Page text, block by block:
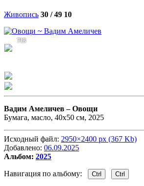
Живопись 30 / 49 10
713
Вадим Амеличев –Овощи
Бумага, масло, 40х50 см, 2025
Исходный файл: 2950×2400 px (367 Kb)
Добавлено: 06.09.2025
Альбом: 2025
Навигация по альбому: Ctrl Ctrl